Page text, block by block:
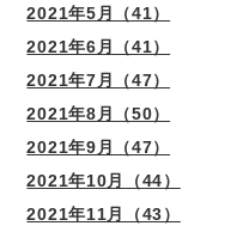
2021年5月（41）
2021年6月（41）
2021年7月（47）
2021年8月（50）
2021年9月（47）
2021年10月（44）
2021年11月（43）